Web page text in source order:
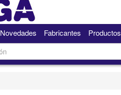
Novedades Fabricantes Productos